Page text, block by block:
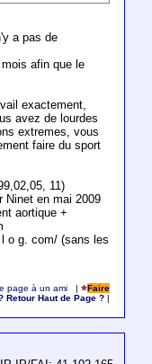
a pas de
afin que le
exactement,
avez de lourdes
extremes, vous
faire du sport
11)
Ninet en mai 2009
aortique +
o g. com/ (sans les
page à un ami |
Faire
Retour Haut de Page ?